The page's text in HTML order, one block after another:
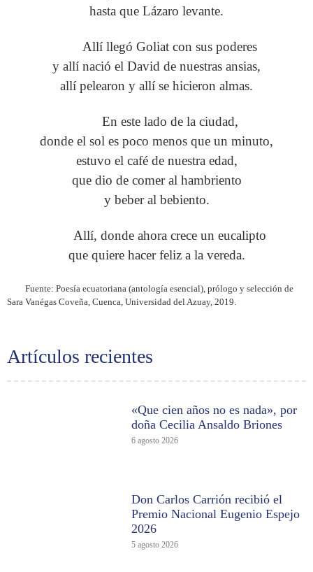
Artículos recientes
«Que cien años no es nada», por
doña Cecilia Ansaldo Briones
6 agosto 2026
Don Carlos Carrión recibió el
Premio Nacional Eugenio Espejo
2026
5 agosto 2026
hasta que Lázaro levante.
Allí llegó Goliat con sus poderes
y allí nació el David de nuestras ansias,
allí pelearon y allí se hicieron almas.
En este lado de la ciudad,
donde el sol es poco menos que un minuto,
estuvo el café de nuestra edad,
que dio de comer al hambriento
y beber al bebiento.
Allí, donde ahora crece un eucalipto
que quiere hacer feliz a la vereda.
Fuente: Poesía ecuatoriana (antología esencial), prólogo y selección de
Sara Vanégas Coveña, Cuenca, Universidad del Azuay, 2019.